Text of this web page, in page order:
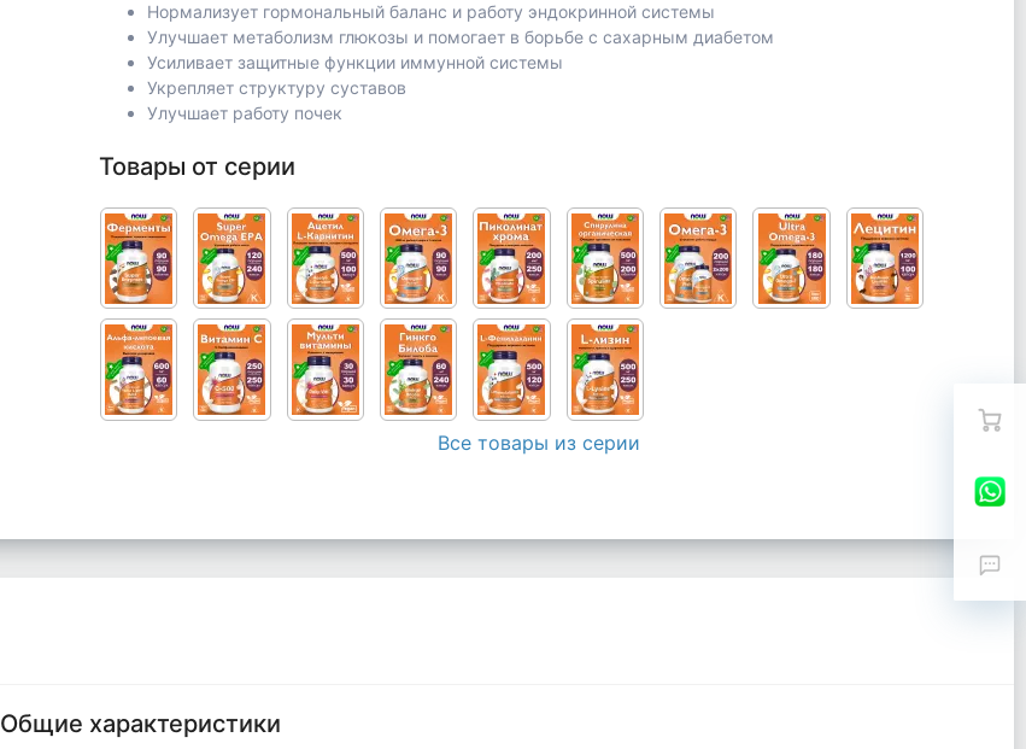
Нормализует гормональный баланс и работу эндокринной системы
Улучшает метаболизм глюкозы и помогает в борьбе с сахарным диабетом
Усиливает защитные функции иммунной системы
Укрепляет структуру суставов
Улучшает работу почек
Товары от серии
Все товары из серии
Общие характеристики